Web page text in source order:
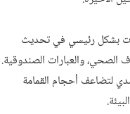
بشكل رئيسي في تحديث
الصحي، والعبارات الصندوقية.
لتضاعف أحجام القمامة